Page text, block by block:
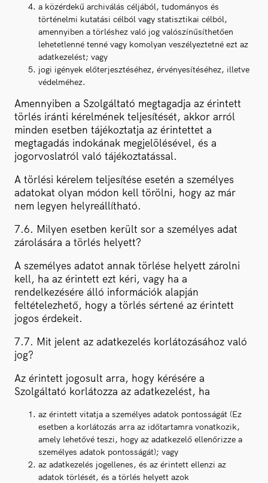
a közérdekű archiválás céljából, tudományos és
történelmi kutatási célból vagy statisztikai célból,
amennyiben a törléshez való jog valószínűsíthetően
lehetetlenné tenné vagy komolyan veszélyeztetné ezt az
adatkezelést; vagy
jogi igények előterjesztéséhez, érvényesítéséhez, illetve
védelméhez.
Amennyiben a Szolgáltató megtagadja az érintett
törlés iránti kérelmének teljesítését, akkor arról
minden esetben tájékoztatja az érintettet a
megtagadás indokának megjelölésével, és a
jogorvoslatról való tájékoztatással.
A törlési kérelem teljesítése esetén a személyes
adatokat olyan módon kell törölni, hogy az már
nem legyen helyreállítható.
7.6. Milyen esetben került sor a személyes adat
zárolására a törlés helyett?
A személyes adatot annak törlése helyett zárolni
kell, ha az érintett ezt kéri, vagy ha a
rendelkezésére álló információk alapján
feltételezhető, hogy a törlés sértené az érintett
jogos érdekeit.
7.7. Mit jelent az adatkezelés korlátozásához való
jog?
Az érintett jogosult arra, hogy kérésére a
Szolgáltató korlátozza az adatkezelést, ha
az érintett vitatja a személyes adatok pontosságát (Ez
esetben a korlátozás arra az időtartamra vonatkozik,
amely lehetővé teszi, hogy az adatkezelő ellenőrizze a
személyes adatok pontosságát); vagy
az adatkezelés jogellenes, és az érintett ellenzi az
adatok törlését, és a törlés helyett azok